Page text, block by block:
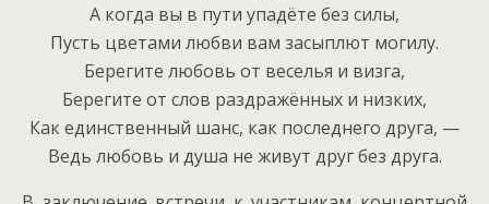
А когда вы в пути упадёте без силы,
Пусть цветами любви вам засыплют могилу.
Берегите любовь от веселья и визга,
Берегите от слов раздражённых и низких,
Как единственный шанс, как последнего друга, —
Ведь любовь и душа не живут друг без друга.